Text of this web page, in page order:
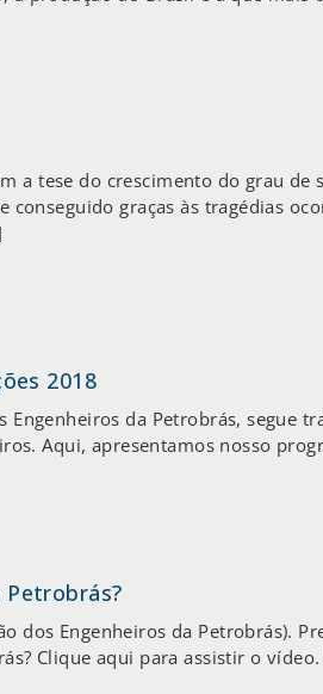
a tese do crescimento do grau
conseguido graças às tragédias
2018
Engenheiros da Petrobrás,
Aqui, apresentamos nosso
Petrobrás?
dos Engenheiros da
Clique aqui para assistir o